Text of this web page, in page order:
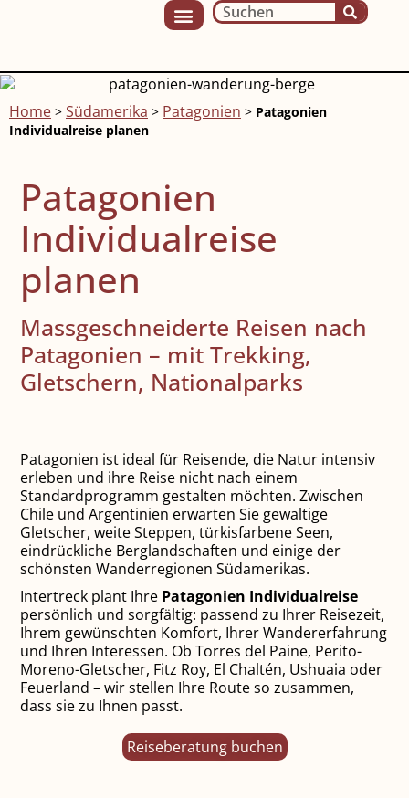
Home > Südamerika > Patagonien > Patagonien
Individualreise planen
Patagonien
Individualreise
planen
Massgeschneiderte Reisen nach
Patagonien – mit Trekking,
Gletschern, Nationalparks
Patagonien ist ideal für Reisende, die Natur intensiv
erleben und ihre Reise nicht nach einem
Standardprogramm gestalten möchten. Zwischen
Chile und Argentinien erwarten Sie gewaltige
Gletscher, weite Steppen, türkisfarbene Seen,
eindrückliche Berglandschaften und einige der
schönsten Wanderregionen Südamerikas.
Intertreck plant Ihre Patagonien Individualreise
persönlich und sorgfältig: passend zu Ihrer Reisezeit,
Ihrem gewünschten Komfort, Ihrer Wandererfahrung
und Ihren Interessen. Ob Torres del Paine, Perito-
Moreno-Gletscher, Fitz Roy, El Chaltén, Ushuaia oder
Feuerland – wir stellen Ihre Route so zusammen,
dass sie zu Ihnen passt.
Reiseberatung buchen